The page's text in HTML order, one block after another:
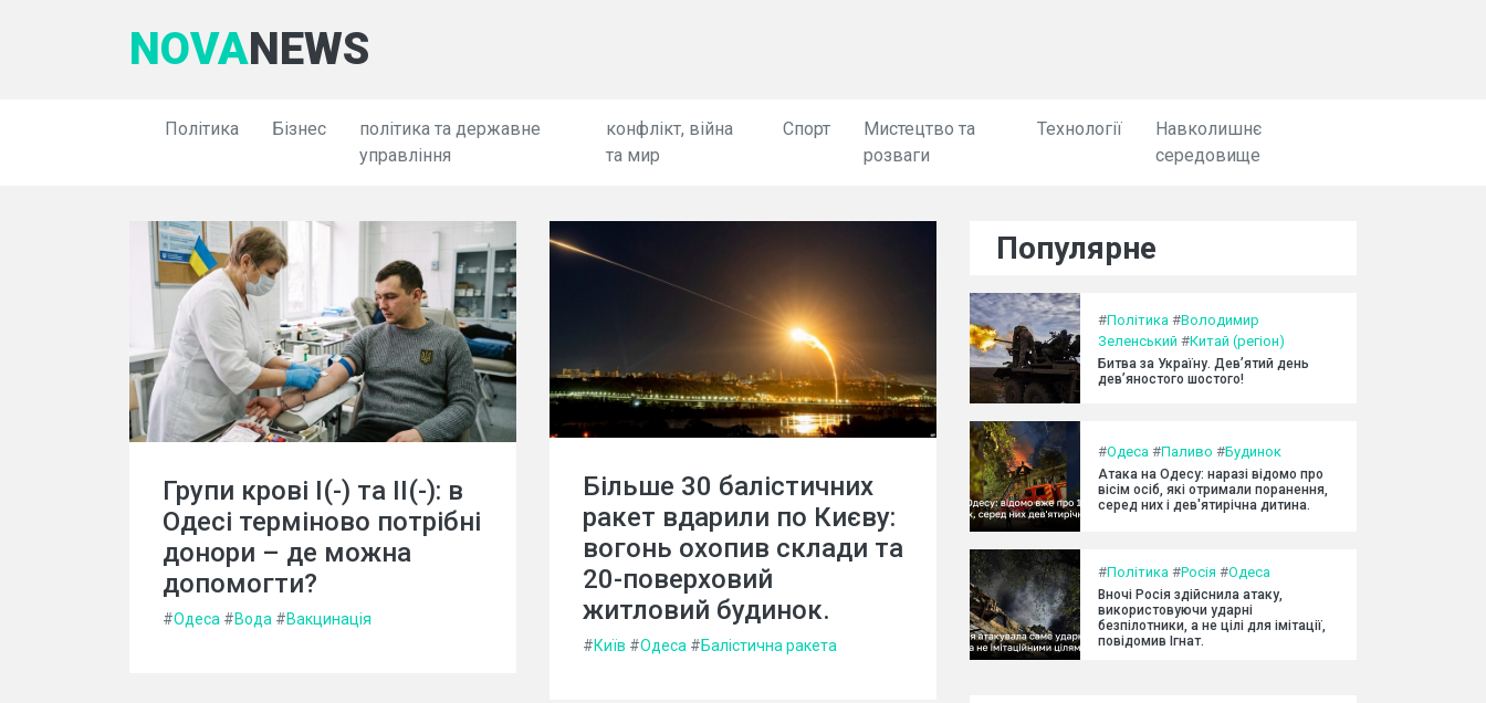
NOVANEWS
Політика Бізнес
політика та державне
управління
конфлікт, війна
та мир
Спорт
Мистецтво та
розваги
Технології
Навколишнє
середовище
Групи крові I(-) та II(-): в
Одесі терміново потрібні
донори – де можна
допомогти?
#Одеса #Вода #Вакцинація
Більше 30 балістичних
ракет вдарили по Києву:
вогонь охопив склади та
20-поверховий
житловий будинок.
#Київ #Одеса #Балістична ракета
Популярне
#Політика #Володимир
Зеленський #Китай (регіон)
Битва за Україну. Дев’ятий день
дев’яностого шостого!
#Одеса #Паливо #Будинок
Атака на Одесу: наразі відомо про
вісім осіб, які отримали поранення,
серед них і дев'ятирічна дитина.
#Політика #Росія #Одеса
Вночі Росія здійснила атаку,
використовуючи ударні
безпілотники, а не цілі для імітації,
повідомив Ігнат.